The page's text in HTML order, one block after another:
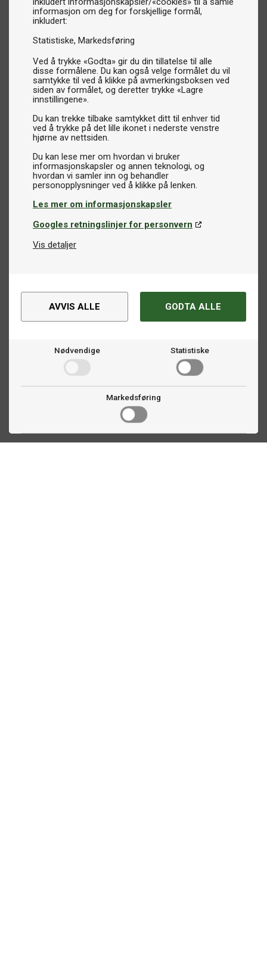
informasjon om deg for forskjellige formål,
inkludert:
Statistiske Markedsføring
Ved å trykke «Godta» gir du din tillatelse til alle
disse formålene. Du kan også velge formålet du vil
samtykke til ved å klikke på avmerkingsboksen ved
siden av formålet, og deretter trykke «Lagre
innstillingene».
Du kan trekke tilbake samtykket ditt til enhver tid
ved å trykke på det lille ikonet i nederste venstre
hjørne av nettsiden.
Du kan lese mer om hvordan vi bruker
informasjonskapsler og annen teknologi, og
hvordan vi samler inn og behandler
Les mer om informasjonskapsler
Googles retningslinjer for personvern
Vis detaljer
AVVIS ALLE GODTA ALLE
Nødvendige Statistiske
Markedsføring